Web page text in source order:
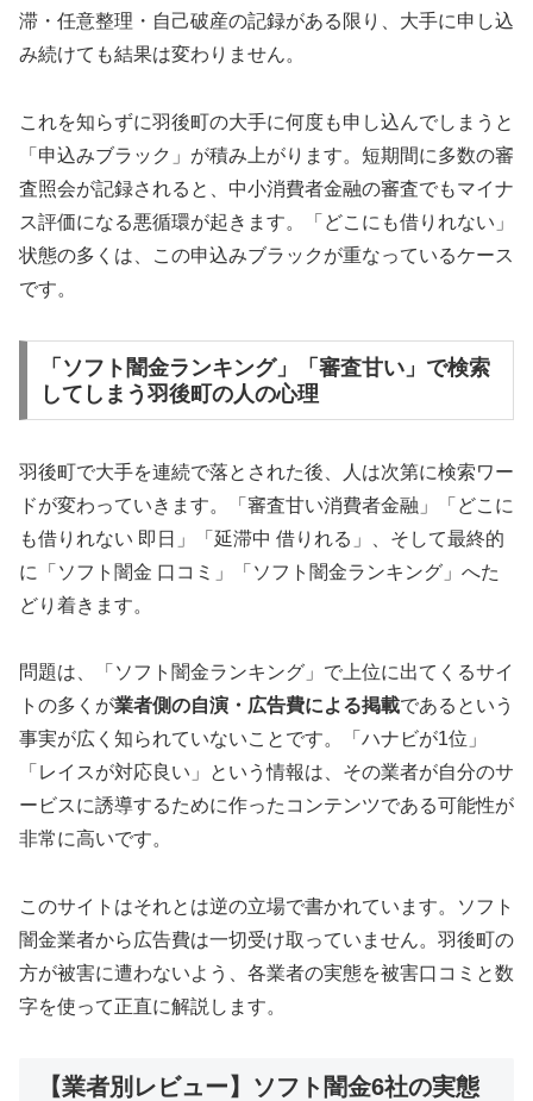
滞・任意整理・自己破産の記録がある限り、大手に申し込
み続けても結果は変わりません。
これを知らずに羽後町の大手に何度も申し込んでしまうと
「申込みブラック」が積み上がります。短期間に多数の審
査照会が記録されると、中小消費者金融の審査でもマイナ
ス評価になる悪循環が起きます。「どこにも借りれない」
状態の多くは、この申込みブラックが重なっているケース
です。
「ソフト闇金ランキング」「審査甘い」で検索
してしまう羽後町の人の心理
羽後町で大手を連続で落とされた後、人は次第に検索ワー
ドが変わっていきます。「審査甘い消費者金融」「どこに
も借りれない 即日」「延滞中 借りれる」、そして最終的
に「ソフト闇金 口コミ」「ソフト闇金ランキング」へた
どり着きます。
問題は、「ソフト闇金ランキング」で上位に出てくるサイ
トの多くが業者側の自演・広告費による掲載であるという
事実が広く知られていないことです。「ハナビが1位」
「レイスが対応良い」という情報は、その業者が自分のサ
ービスに誘導するために作ったコンテンツである可能性が
非常に高いです。
このサイトはそれとは逆の立場で書かれています。ソフト
闇金業者から広告費は一切受け取っていません。羽後町の
方が被害に遭わないよう、各業者の実態を被害口コミと数
字を使って正直に解説します。
【業者別レビュー】ソフト闇金6社の実態